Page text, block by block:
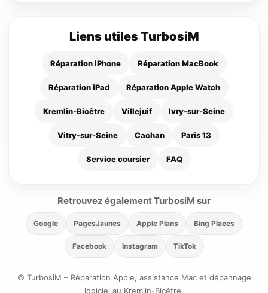
Liens utiles TurbosiM
Réparation iPhone Réparation MacBook
Réparation iPad Réparation Apple Watch
Kremlin-Bicêtre Villejuif Ivry-sur-Seine
Vitry-sur-Seine Cachan Paris 13
Service coursier FAQ
Retrouvez également TurbosiM sur
Google PagesJaunes Apple Plans Bing Places
Facebook Instagram TikTok
© TurbosiM – Réparation Apple, assistance Mac et dépannage
logiciel au Kremlin-Bicêtre.